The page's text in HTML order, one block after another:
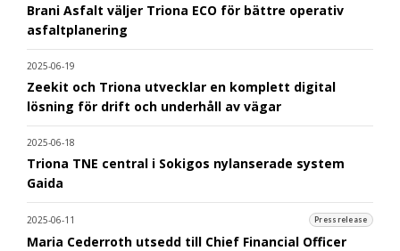
Brani Asfalt väljer Triona ECO för bättre operativ
asfaltplanering
2025-06-19
Zeekit och Triona utvecklar en komplett digital
lösning för drift och underhåll av vägar
2025-06-18
Triona TNE central i Sokigos nylanserade system
Gaida
2025-06-11 Pressrelease
Maria Cederroth utsedd till Chief Financial Officer